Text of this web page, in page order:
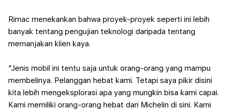
Rimac menekankan bahwa proyek-proyek seperti ini lebih
banyak tentang pengujian teknologi daripada tentang
memanjakan klien kaya.
“Jenis mobil ini tentu saja untuk orang-orang yang mampu
membelinya. Pelanggan hebat kami. Tetapi saya pikir disini
kita lebih mengeksplorasi apa yang mungkin bisa kami capai.
Kami memiliki orang-orang hebat dari Michelin di sini. Kami